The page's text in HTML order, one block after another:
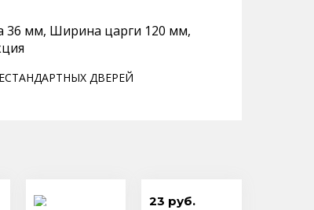
36 мм, Ширина царги 120 мм,
ДВЕРЕЙ
23 руб.